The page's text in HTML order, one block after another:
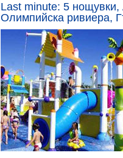
Last minute: 5 нощувки,
Олимпийска ривиера,